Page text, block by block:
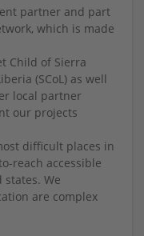
partner and part
which is made
Child of Sierra
(SCoL) as well
local partner
our projects
difficult places in
reach accessible
We
are complex